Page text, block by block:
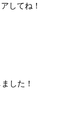
してね！
した！